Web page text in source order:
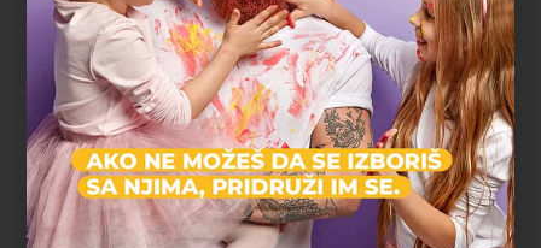
Magdalena P.
Zvezdara